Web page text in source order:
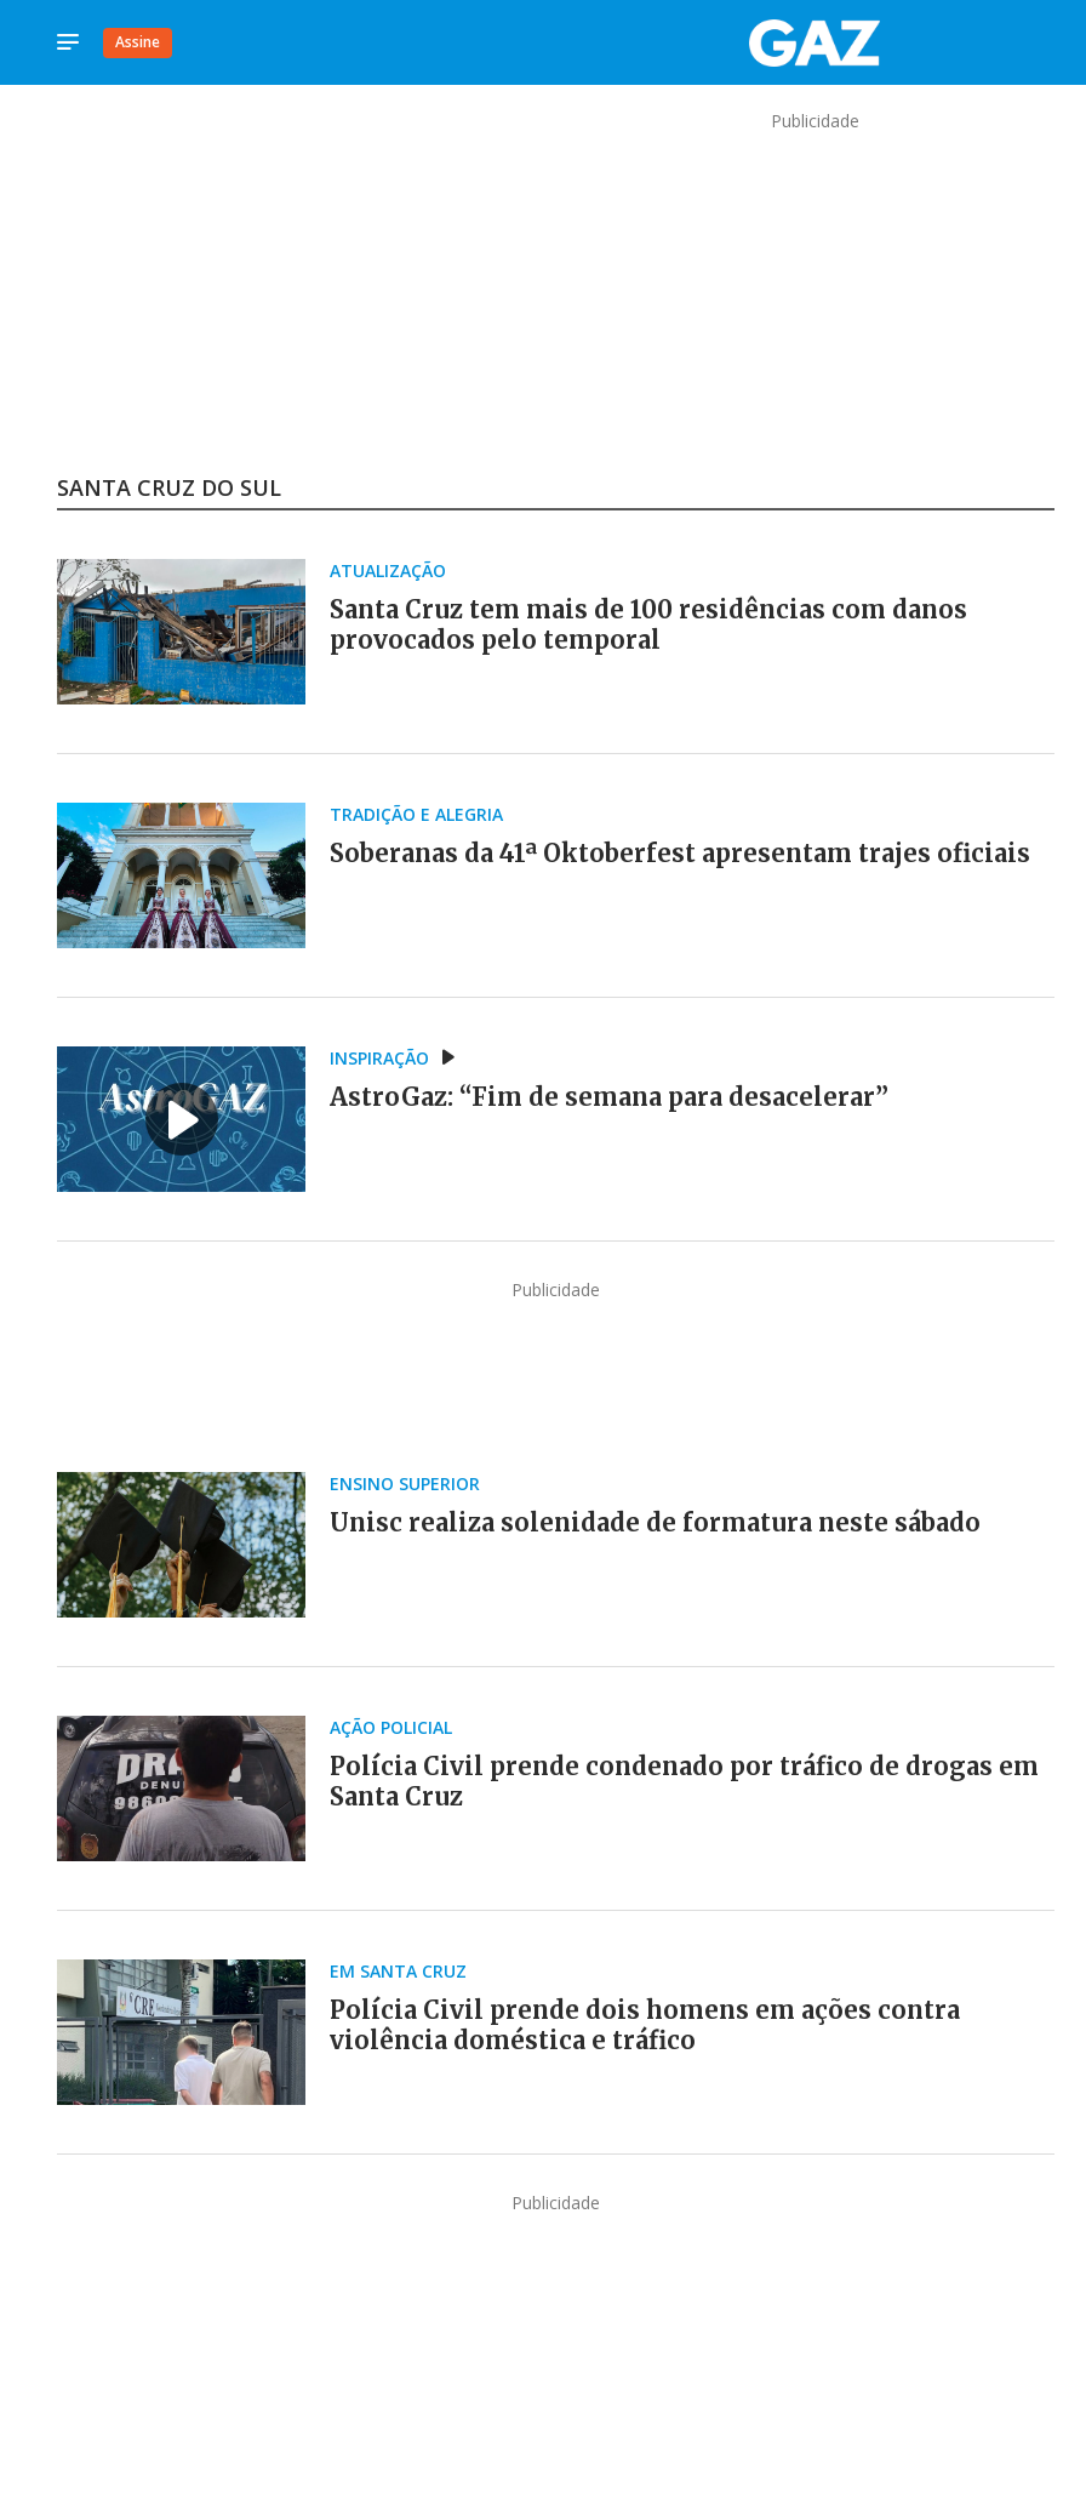
Assine
Publicidade
SANTA CRUZ DO SUL
ATUALIZAÇÃO
Santa Cruz tem mais de 100 residências com danos
provocados pelo temporal
TRADIÇÃO E ALEGRIA
Soberanas da 41ª Oktoberfest apresentam trajes oficiais
INSPIRAÇÃO
AstroGaz: “Fim de semana para desacelerar”
Publicidade
ENSINO SUPERIOR
Unisc realiza solenidade de formatura neste sábado
AÇÃO POLICIAL
Polícia Civil prende condenado por tráfico de drogas em
Santa Cruz
EM SANTA CRUZ
Polícia Civil prende dois homens em ações contra
violência doméstica e tráfico
Publicidade